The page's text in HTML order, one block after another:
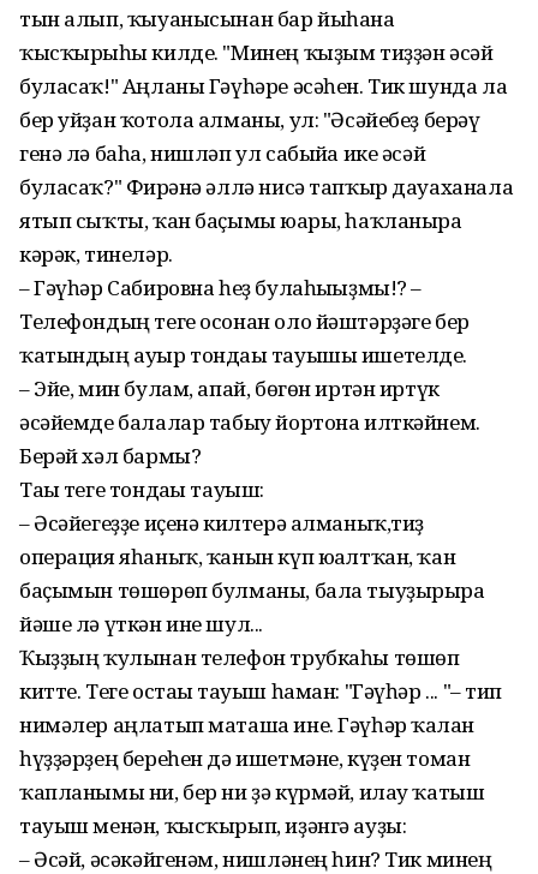
тын алып, ҡыуанысынан бар йыһанға
ҡысҡырғыһы килде. "Минең ҡыҙым тиҙҙән әсәй
буласаҡ!" Аңланы Гәүһәре әсәһен. Тик шунда ла
бер уйҙан ҡотола алманы, ул: "Әсәйебеҙ берәү
генә лә баһа, нишләп ул сабыйға ике әсәй
буласаҡ?" Фирғәнә әллә нисә тапҡыр дауаханала
ятып сыҡты, ҡан баҫымы юғары, һаҡланырға
кәрәк, тинеләр.
– Гәүһәр Сабировна һеҙ булаһығыҙмы!? –
Телефондың теге осонан оло йәштәрҙәге бер
ҡатындың ауыр тондағы тауышы ишетелде.
– Эйе, мин булам, апай, бөгөн иртән иртүк
әсәйемде балалар табыу йортона илткәйнем.
Берәй хәл бармы?
Тағы теге тондағы тауыш:
– Әсәйегеҙҙе иҫенә килтерә ал­маныҡ,тиҙ
операция яһаныҡ, ҡанын күп юғалтҡан, ҡан
баҫымын төшөрөп булма­ны, бала тыуҙырырға
йәше лә үткән ине шул...
Ҡыҙҙың ҡулынан телефон трубкаһы төшөп
китте. Теге остағы тауыш һаман: "Гәүһәр ... "– тип
нимәлер аңлатып маташа ине. Гәүһәр ҡалған
һүҙҙәрҙең береһен дә ишетмәне, күҙен томан
ҡапланымы ни, бер ни ҙә күрмәй, илау ҡатыш
тауыш менән, ҡысҡырып, иҙәнгә ауҙы:
– Әсәй, әсәкәйгенәм, нишләнең һин? Тик минең